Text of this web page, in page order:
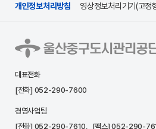
개인정보처리방침 영상정보처리기기(고정
대표전화
[전화] 052-290-7600
경영사업팀
[전화] 052-290-7610 , [팩스] 052-290-